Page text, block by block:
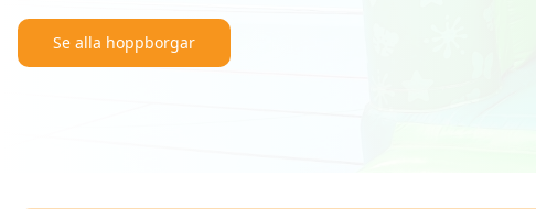
Se alla hoppborgar